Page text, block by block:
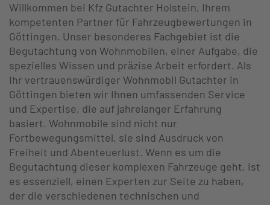
Willkommen bei Kfz Gutachter Holstein, Ihrem
kompetenten Partner für Fahrzeugbewertungen in
Göttingen. Unser besonderes Fachgebiet ist die
Begutachtung von Wohnmobilen, einer Aufgabe, die
spezielles Wissen und präzise Arbeit erfordert. Als
Ihr vertrauenswürdiger Wohnmobil Gutachter in
Göttingen bieten wir Ihnen umfassenden Service
und Expertise, die auf jahrelanger Erfahrung
basiert. Wohnmobile sind nicht nur
Fortbewegungsmittel, sie sind Ausdruck von
Freiheit und Abenteuerlust. Wenn es um die
Begutachtung dieser komplexen Fahrzeuge geht, ist
es essenziell, einen Experten zur Seite zu haben,
der die verschiedenen technischen und